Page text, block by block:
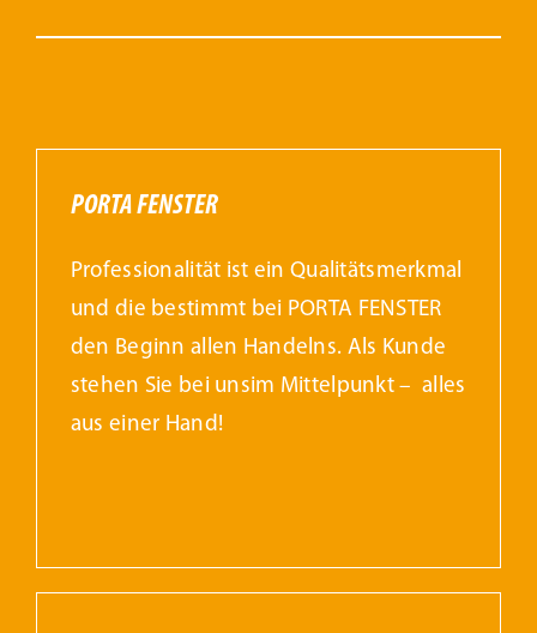
PORTA FENSTER
Professionalität ist ein Qualitätsmerkmal
und die bestimmt bei PORTA FENSTER
den Beginn allen Handelns. Als Kunde
stehen Sie bei unsim Mittelpunkt – alles
aus einer Hand!